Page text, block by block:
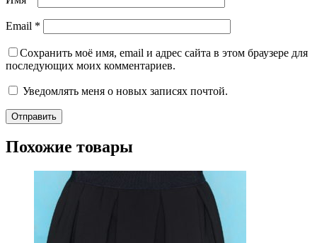
Email *
Сохранить моё имя, email и адрес сайта в этом браузере для
последующих моих комментариев.
Уведомлять меня о новых записях почтой.
Похожие товары